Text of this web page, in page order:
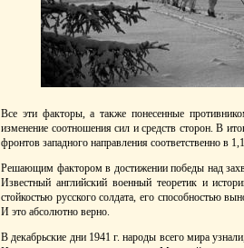
Все эти факторы, а также понесенные
изменение соотношения сил и средств сторон. В
фронтов западного направления соответственно в
Решающим фактором в достижении победы над
Известный английский военный теоретик и
стойкостью русского солдата, его способностью
И это абсолютно верно.
В декабрьские дни 1941 г. народы всего мира